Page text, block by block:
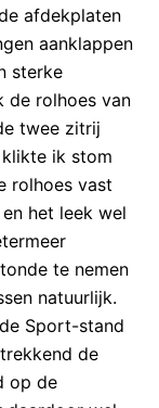
afdekplaten
aanklappen
sterke
de rolhoes van
twee zitrij
ik stom
rolhoes vast
het leek wel
te nemen
natuurlijk.
Sport-stand
de
op de